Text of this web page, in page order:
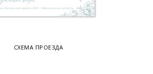
СХЕМА ПРОЕЗДА